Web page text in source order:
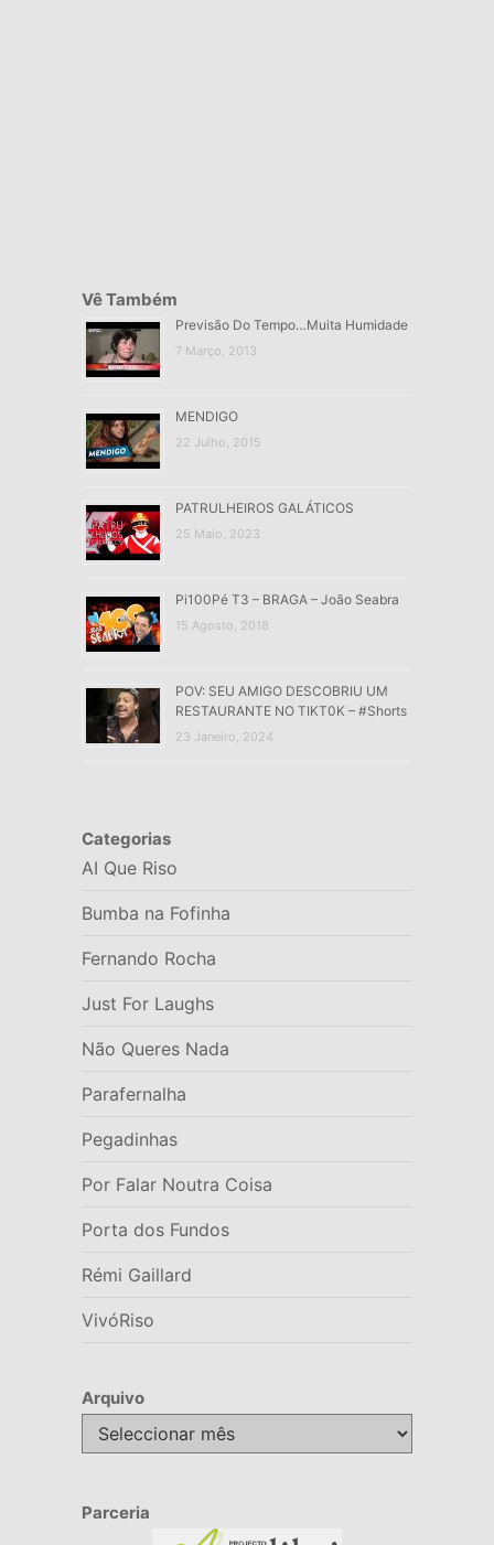
Vê Também
Previsão Do Tempo…Muita Humidade
7 Março, 2013
MENDIGO
22 Julho, 2015
PATRULHEIROS GALÁTICOS
25 Maio, 2023
Pi100Pé T3 – BRAGA – João Seabra
15 Agosto, 2018
POV: SEU AMIGO DESCOBRIU UM
RESTAURANTE NO TIKT0K – #Shorts
23 Janeiro, 2024
Categorias
AI Que Riso
Bumba na Fofinha
Fernando Rocha
Just For Laughs
Não Queres Nada
Parafernalha
Pegadinhas
Por Falar Noutra Coisa
Porta dos Fundos
Rémi Gaillard
VivóRiso
Arquivo
Arquivo
Parceria